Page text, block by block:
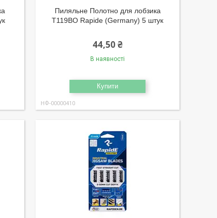
Пиляльне Полотно для лобзика
T119BO Rapide (Germany) 5 штук
44,50 ₴
В наявності
Купити
НФ-00000410